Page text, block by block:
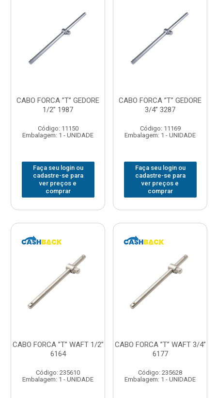
CABO FORCA ”T” GEDORE
1/2” 1987
Código: 11150
Embalagem: 1 - UNIDADE
Faça seu login ou
cadastre-se para
ver preços e
comprar
CABO FORCA ”T” GEDORE
3/4” 3287
Código: 11169
Embalagem: 1 - UNIDADE
Faça seu login ou
cadastre-se para
ver preços e
comprar
CABO FORCA ”T” WAFT 1/2”
6164
Código: 235610
Embalagem: 1 - UNIDADE
CABO FORCA ”T” WAFT 3/4”
6177
Código: 235628
Embalagem: 1 - UNIDADE